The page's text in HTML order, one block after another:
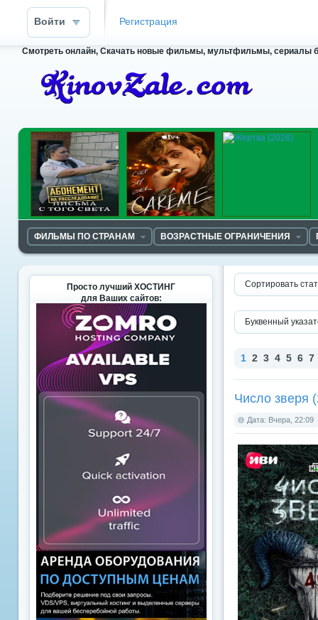
Войти Регистрация
Смотреть онлайн, Скачать новые фильмы, мультфильмы, сериалы
ФИЛЬМЫ ПО СТРАНАМ ВОЗРАСТНЫЕ ОГРАНИЧЕНИЯ
Сортировать
Буквенный
1 2 3 4 5 6 7
Число зверя
Дата: Вчера, 22:09
Просто лучший ХОСТИНГ
для Ваших сайтов: